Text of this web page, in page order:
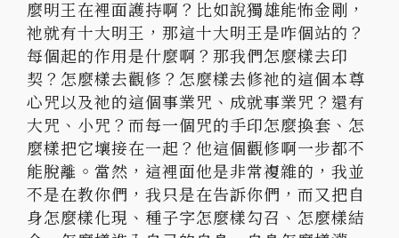
麼明王在裡面護持啊？ 比如說獨雄能怖金剛，
祂就有十大明王，那這十大明王是咋個站的？
每個起的作用是什麼啊？那我們怎麼樣去印
契？怎麼樣去觀修？ 怎麼樣去修祂的這個本尊
心咒以及祂的這個事業咒、成就事業咒？ 還有
大咒、小咒？而每一個咒的手印怎麼換套、 怎
麼樣把它壤接在一起？他這個觀修啊一步都不
能脫離。當然， 這裡面他是非常複雜的，我並
不是在教你們，我只是在告訴你們， 而又把自
身怎麼樣化現、種子字怎麼樣勾召、怎麼樣結